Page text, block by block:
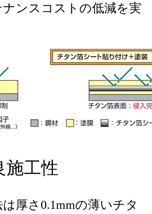
ンスコストの低減を実
施工性
厚さ0.1mmの薄いチタ